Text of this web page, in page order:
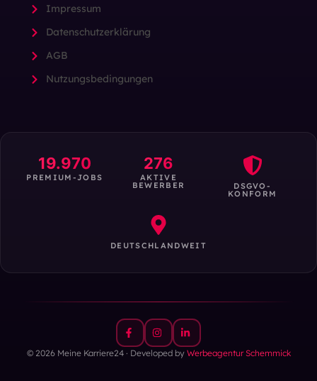
Impressum
Datenschutzerklärung
AGB
Nutzungsbedingungen
19.970
PREMIUM-JOBS
276
AKTIVE
BEWERBER DSGVO-
KONFORM
DEUTSCHLANDWEIT
© 2026 Meine Karriere24 · Developed by Werbeagentur Schemmick